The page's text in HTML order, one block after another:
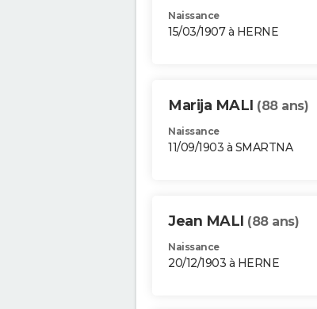
Naissance
15/03/1907 à HERNE
Marija MALI (88 ans)
Naissance
11/09/1903 à SMARTNA
Jean MALI (88 ans)
Naissance
20/12/1903 à HERNE